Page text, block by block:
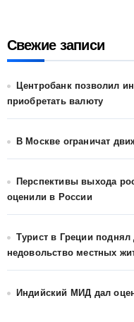
Свежие записи
Центробанк позволил
приобретать валюту
В Москве ограничат
Перспективы выхода
оценили в России
Турист в Греции
недовольство местных
Индийский МИД дал